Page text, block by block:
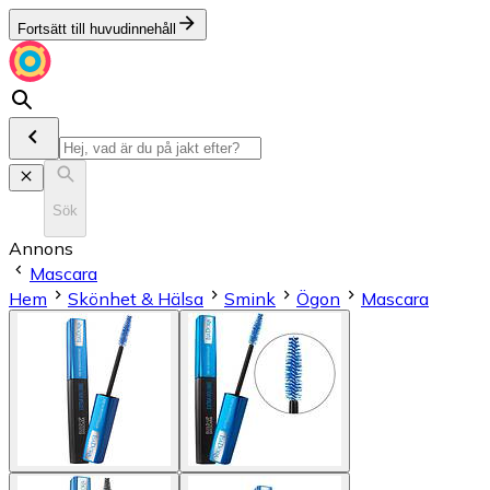
Fortsätt till huvudinnehåll
Sök
Annons
Mascara
Hem
Skönhet & Hälsa Smink Ögon Mascara